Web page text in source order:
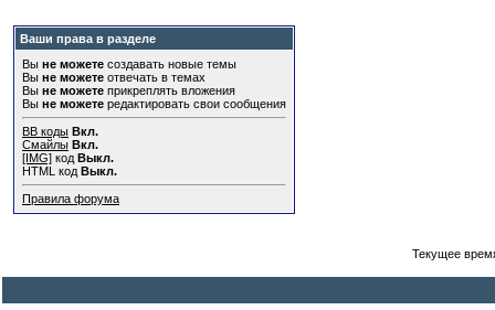
Ваши права в разделе
Вы не можете создавать новые темы
Вы не можете отвечать в темах
Вы не можете прикреплять вложения
Вы не можете редактировать свои сообщения
BB коды Вкл.
Смайлы Вкл.
[IMG] код Выкл.
HTML код Выкл.
Правила форума
Текущее